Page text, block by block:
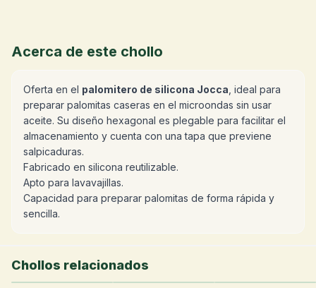
Acerca de este chollo
Oferta en el palomitero de silicona Jocca , ideal para
preparar palomitas caseras en el microondas sin usar
aceite. Su diseño hexagonal es plegable para facilitar el
almacenamiento y cuenta con una tapa que previene
salpicaduras.
Fabricado en silicona reutilizable.
Apto para lavavajillas.
Capacidad para preparar palomitas de forma rápida y
sencilla.
Chollos relacionados